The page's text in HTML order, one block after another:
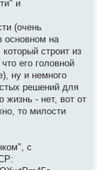
и
(очень
основном на
который строит из
его головной
ну и немного
решений для
жизнь - нет, вот от
то милости
с